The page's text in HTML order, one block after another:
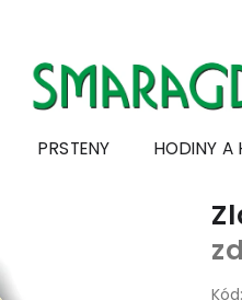
PRSTENY HODINY A
Kód: